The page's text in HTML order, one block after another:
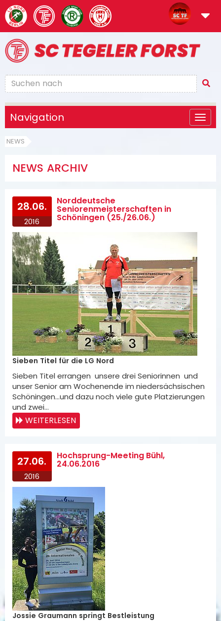
Navigation
NEWS
NEWS ARCHIV
28.06.
2016
Norddeutsche
Seniorenmeisterschaften in
Schöningen (25./26.06.)
Sieben Titel für die LG Nord
Sieben Titel errangen unsere drei Seniorinnen und
unser Senior am Wochenende im niedersächsischen
Schöningen…und dazu noch viele gute Platzierungen
und zwei…
WEITERLESEN
27.06.
2016
Hochsprung-Meeting Bühl,
24.06.2016
Jossie Graumann springt Bestleistung